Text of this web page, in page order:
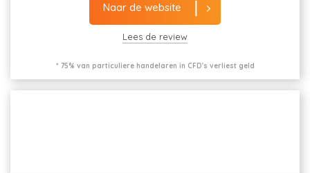
Naar de website
Lees de review
* 75% van particuliere handelaren in CFD's verliest geld